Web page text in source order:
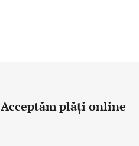
Acceptăm plăţi online